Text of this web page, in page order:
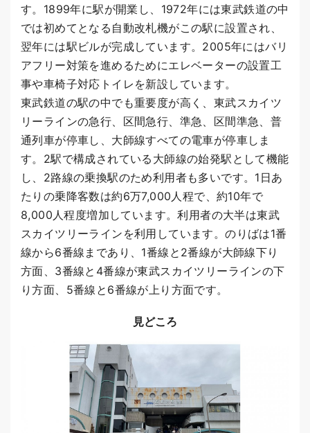
す。1899年に駅が開業し、1972年には東武鉄道の中
では初めてとなる自動改札機がこの駅に設置され、
翌年には駅ビルが完成しています。2005年にはバリ
アフリー対策を進めるためにエレベーターの設置工
事や車椅子対応トイレを新設しています。
東武鉄道の駅の中でも重要度が高く、東武スカイツ
リーラインの急行、区間急行、準急、区間準急、普
通列車が停車し、大師線すべての電車が停車しま
す。2駅で構成されている大師線の始発駅として機能
し、2路線の乗換駅のため利用者も多いです。1日あ
たりの乗降客数は約6万7,000人程で、約10年で
8,000人程度増加しています。利用者の大半は東武
スカイツリーラインを利用しています。のりばは1番
線から6番線まであり、1番線と2番線が大師線下り
方面、3番線と4番線が東武スカイツリーラインの下
り方面、5番線と6番線が上り方面です。
見どころ